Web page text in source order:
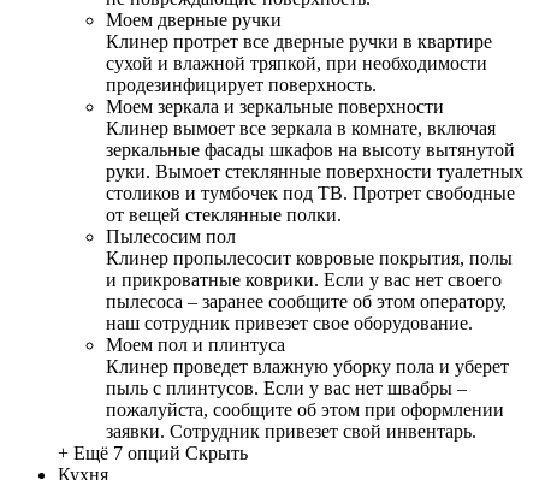
Моем дверные ручки
Клинер протрет все дверные ручки в квартире
сухой и влажной тряпкой, при необходимости
продезинфицирует поверхность.
Моем зеркала и зеркальные поверхности
Клинер вымоет все зеркала в комнате, включая
зеркальные фасады шкафов на высоту вытянутой
руки. Вымоет стеклянные поверхности туалетных
столиков и тумбочек под ТВ. Протрет свободные
от вещей стеклянные полки.
Пылесосим пол
Клинер пропылесосит ковровые покрытия, полы
и прикроватные коврики. Если у вас нет своего
пылесоса – заранее сообщите об этом оператору,
наш сотрудник привезет свое оборудование.
Моем пол и плинтуса
Клинер проведет влажную уборку пола и уберет
пыль с плинтусов. Если у вас нет швабры –
пожалуйста, сообщите об этом при оформлении
заявки. Сотрудник привезет свой инвентарь.
+ Ещё 7 опций Скрыть
Кухня